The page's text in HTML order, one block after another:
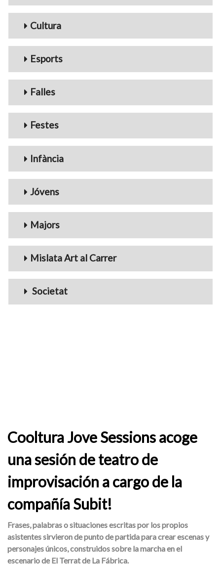
Cultura
Esports
Falles
Festes
Infància
Jóvens
Majors
Mislata Art al Carrer
Societat
Cooltura Jove Sessions acoge
una sesión de teatro de
improvisación a cargo de la
compañía Subit!
Frases, palabras o situaciones escritas por los propios
asistentes sirvieron de punto de partida para crear escenas y
personajes únicos, construidos sobre la marcha en el
escenario de El Terrat de La Fábrica.